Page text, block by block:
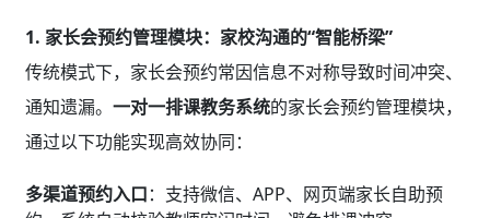
1. 家长会预约管理模块：家校沟通的“智能桥梁”
传统模式下，家长会预约常因信息不对称导致时间冲突、
通知遗漏。 一对一排课教务系统的家长会预约管理模块，
通过以下功能实现高效协同：
多渠道预约入口：支持微信、APP、网页端家长自助预